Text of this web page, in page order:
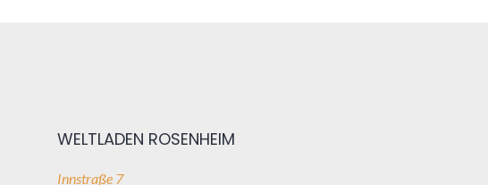
WELTLADEN ROSENHEIM
Innstraße 7